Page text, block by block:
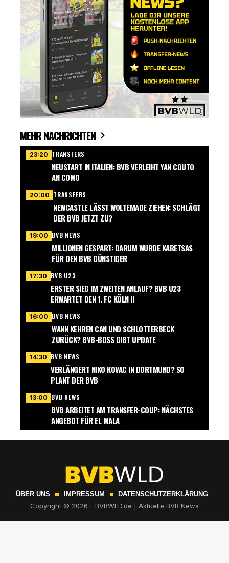
MEHR NACHRICHTEN
23:20 TRANSFERS
NEUSTART IN ITALIEN: BVB VERLEIHT YAN COUTO
AN COMO
20:00 TRANSFERS
NEWCASTLE LÄSST WOLTEMADE ZIEHEN: SCHLÄGT
DER BVB JETZT ZU?
19:00 BVB NEWS
MILLIONEN GESPART: DARUM WURDE KARETSAS
FÜR DEN BVB GÜNSTIGER
17:30 BVB U23
ERSTER SIEG IM ZWEITEN ANLAUF? BVB U23
ERWARTET DEN 1. FC KÖLN II
16:00 BVB NEWS
WANN KEHREN CAN UND SCHLOTTERBECK
ZURÜCK? BVB-BOSS GIBT UPDATE
14:30 BVB NEWS
VERLÄNGERT NIKO KOVAC IN DORTMUND? SO
PLANT DER BVB
13:00 BVB NEWS
BVB ARBEITET AM TRANSFER-COUP: NÄCHSTES
ANGEBOT FÜR EL MALA
ÜBER UNS IMPRESSUM DATENSCHUTZERKLÄRUNG
Copyright © 2026 - BVBWLD.de | Aktuelle BVB News